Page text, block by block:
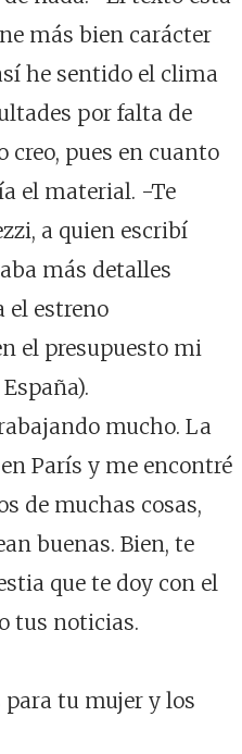
más bien carácter
he sentido el clima
por falta de
creo, pues en cuanto
el material. -Te
a quien escribí
más detalles
el estreno
el presupuesto mi
mucho. La
París y me encontré
de muchas cosas,
buenas. Bien, te
que te doy con el
tus noticias.
para tu mujer y los